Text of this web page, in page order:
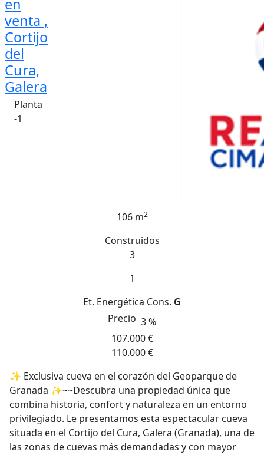
en
venta ,
Cortijo
del
Cura,
Galera
Planta
-1
106 m2
Construidos
3
1
Et. Energética Cons. G
Precio 3 %
107.000 €
110.000 €
✨ Exclusiva cueva en el corazón del Geoparque de
Granada ✨~~Descubra una propiedad única que
combina historia, confort y naturaleza en un entorno
privilegiado. Le presentamos esta espectacular cueva
situada en el Cortijo del Cura, Galera (Granada), una de
las zonas de cuevas más demandadas y con mayor